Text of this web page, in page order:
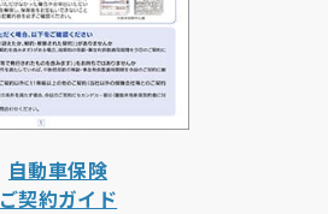
自動車保険
ご契約ガイド